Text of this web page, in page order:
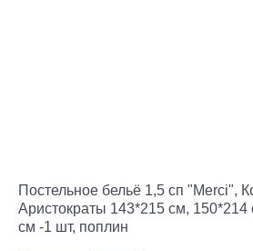
Постельное бельё 1,5 сп "Merci",
Аристократы 143*215 см, 150*214
см -1 шт, поплин